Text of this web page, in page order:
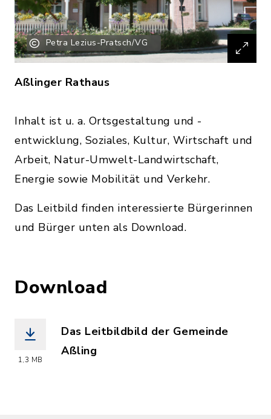
Petra Lezius-Pratsch/VG
Aßlinger Rathaus
Inhalt ist u. a. Ortsgestaltung und -
entwicklung, Soziales, Kultur, Wirtschaft und
Arbeit, Natur-Umwelt-Landwirtschaft,
Energie sowie Mobilität und Verkehr.
Das Leitbild finden interessierte Bürgerinnen
und Bürger unten als Download.
Download
1,3 MB
Das Leitbildbild der Gemeinde
Aßling